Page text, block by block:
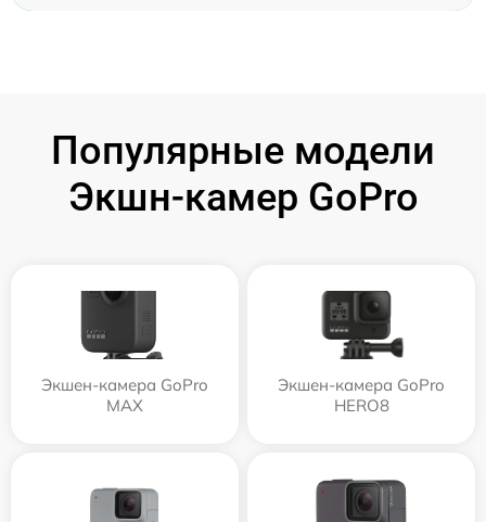
Популярные модели
Экшн-камер GoPro
Экшен-камера GoPro
MAX
Экшен-камера GoPro
HERO8